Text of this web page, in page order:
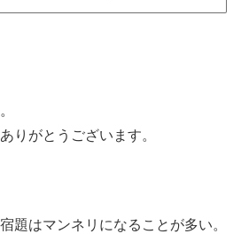
りがとうございます。
題はマンネリになることが多い。